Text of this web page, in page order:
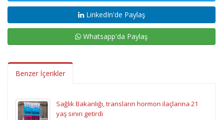
LinkedIn'de Paylaş
Whatsapp'da Paylaş
Benzer İçerikler
Sağlık Bakanlığı, transların hormon ilaçlarına 21
yaş sınırı getirdi